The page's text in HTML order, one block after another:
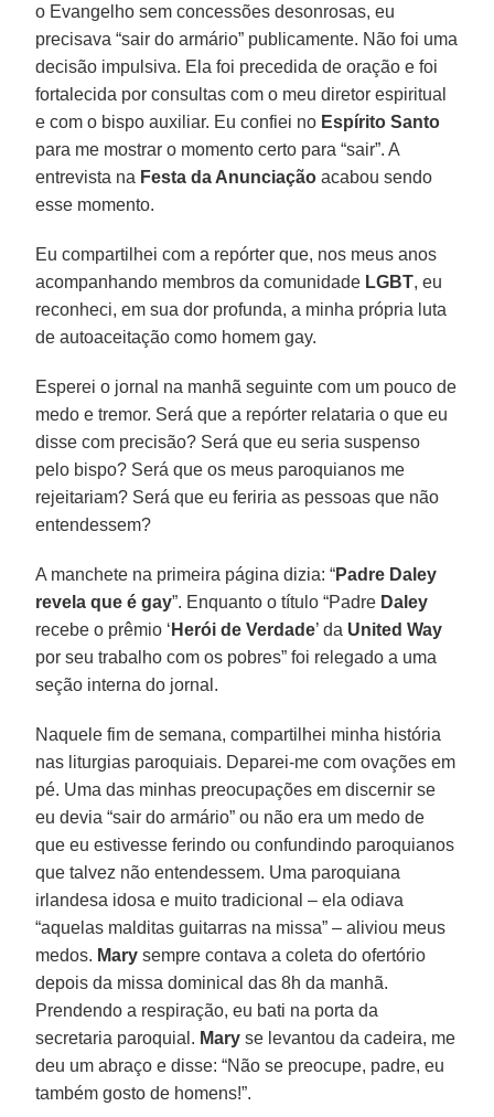
o Evangelho sem concessões desonrosas, eu
precisava “sair do armário” publicamente. Não foi uma
decisão impulsiva. Ela foi precedida de oração e foi
fortalecida por consultas com o meu diretor espiritual
e com o bispo auxiliar. Eu confiei no Espírito Santo
para me mostrar o momento certo para “sair”. A
entrevista na Festa da Anunciação acabou sendo
esse momento.
Eu compartilhei com a repórter que, nos meus anos
acompanhando membros da comunidade LGBT, eu
reconheci, em sua dor profunda, a minha própria luta
de autoaceitação como homem gay.
Esperei o jornal na manhã seguinte com um pouco de
medo e tremor. Será que a repórter relataria o que eu
disse com precisão? Será que eu seria suspenso
pelo bispo? Será que os meus paroquianos me
rejeitariam? Será que eu feriria as pessoas que não
entendessem?
A manchete na primeira página dizia: “Padre Daley
revela que é gay”. Enquanto o título “Padre Daley
recebe o prêmio ‘ Herói de Verdade’ da United Way
por seu trabalho com os pobres” foi relegado a uma
seção interna do jornal.
Naquele fim de semana, compartilhei minha história
nas liturgias paroquiais. Deparei-me com ovações em
pé. Uma das minhas preocupações em discernir se
eu devia “sair do armário” ou não era um medo de
que eu estivesse ferindo ou confundindo paroquianos
que talvez não entendessem. Uma paroquiana
irlandesa idosa e muito tradicional – ela odiava
“aquelas malditas guitarras na missa” – aliviou meus
medos. Mary sempre contava a coleta do ofertório
depois da missa dominical das 8h da manhã.
Prendendo a respiração, eu bati na porta da
secretaria paroquial. Mary se levantou da cadeira, me
deu um abraço e disse: “Não se preocupe, padre, eu
também gosto de homens!”.